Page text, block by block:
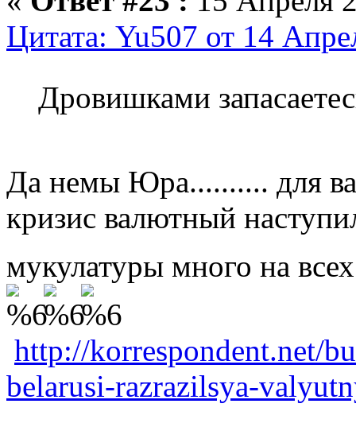
Цитата: Yu507 от 14
Дровишками
Да немы Юра.......... для
кризис валютный
мукулатуры много на
http://korrespondent.net/
belarusi-razrazilsya-